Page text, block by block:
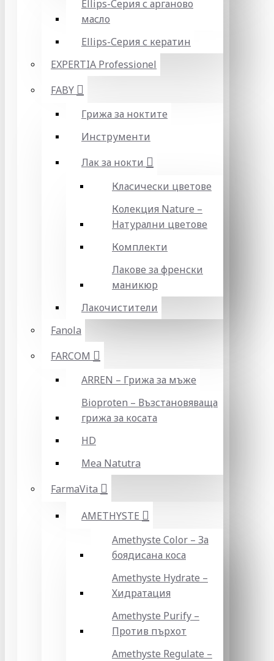
Ellips-Серия с арганово
масло
Ellips-Серия с кератин
EXPERTIA Professionel
FABY
Грижа за ноктите
Инструменти
Лак за нокти
Класически цветове
Колекция Nature –
Натурални цветове
Комплекти
Лакове за френски
маникюр
Лакочистители
Fanola
FARCOM
ARREN – Грижа за мъже
Bioproten – Възстановяваща
грижа за косата
HD
Mea Natutra
FarmaVita
AMETHYSTE
Amethyste Color – За
боядисана коса
Amethyste Hydrate –
Хидратация
Amethyste Purify –
Против пърхот
Amethyste Regulate –